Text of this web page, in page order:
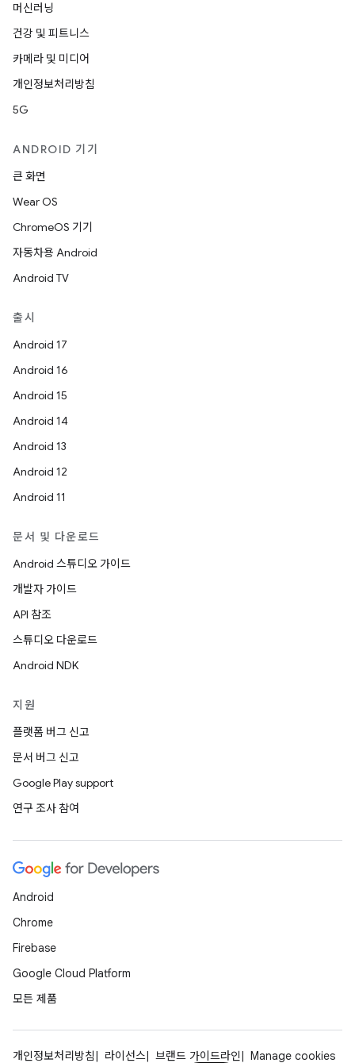
머신러닝
건강 및 피트니스
카메라 및 미디어
개인정보처리방침
5G
ANDROID 기기
큰 화면
Wear OS
ChromeOS 기기
자동차용 Android
Android TV
출시
Android 17
Android 16
Android 15
Android 14
Android 13
Android 12
Android 11
문서 및 다운로드
Android 스튜디오 가이드
개발자 가이드
API 참조
스튜디오 다운로드
Android NDK
지원
플랫폼 버그 신고
문서 버그 신고
Google Play support
연구 조사 참여
Android
Chrome
Firebase
Google Cloud Platform
모든 제품
개인정보처리방침 라이선스 브랜드 가이드라인 Manage cookies